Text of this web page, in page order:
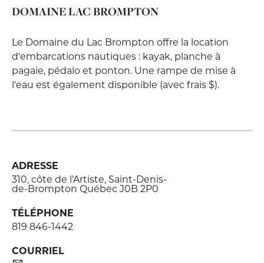
DOMAINE LAC BROMPTON
Le Domaine du Lac Brompton offre la location
d'embarcations nautiques : kayak, planche à
pagaie, pédalo et ponton. Une rampe de mise à
l'eau est également disponible (avec frais $).
ADRESSE
310, côte de l'Artiste, Saint-Denis-
de-Brompton Québec J0B 2P0
TÉLÉPHONE
819 846-1442
COURRIEL